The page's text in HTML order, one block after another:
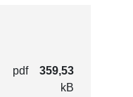
pdf
359,53
kB